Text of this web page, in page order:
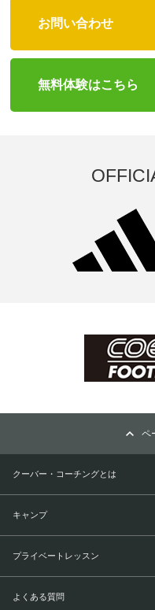
お問い合わせ
無料体験はこちら
ペ
クーバー・コーチングとは
キャンプ
プライベートレッスン
よくある質問